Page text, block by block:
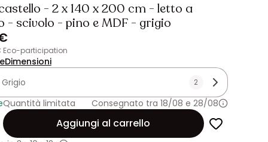
- 2 x 140 x 200 cm - letto a
- scivolo - pino e MDF - grigio
Eco-participation
Dimensioni
Grigio 2
Quantità limitata
Consegnato tra 18/08 e 28/08
Aggiungi al carrello